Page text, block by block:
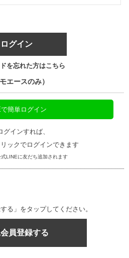
ログイン
を忘れた方はこちら
エースのみ）
簡単ログイン
グインすれば、
ックでログインできます
LINEに友だち追加されます
る」をタップしてください。
員登録する